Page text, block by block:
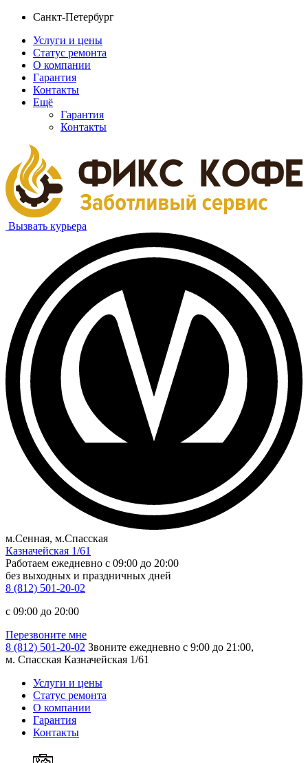
Санкт-Петербург
Услуги и цены
Статус ремонта
О компании
Гарантия
Контакты
Ещё
Гарантия
Контакты
Вызвать курьера
м.Сенная, м.Спасская
Казначейская 1/61
Работаем ежедневно c 09:00 до 20:00
без выходных и праздничных дней
8 (812) 501-20-02
c 09:00 до 20:00
Перезвоните мне
8 (812) 501-20-02 Звоните ежедневно с 9:00 до 21:00,
м. Спасская Казначейская 1/61
Услуги и цены
Статус ремонта
О компании
Гарантия
Контакты